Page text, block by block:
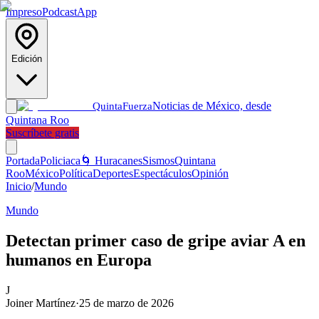
ImpresoPodcastApp
Edición
QuintaFuerzaNoticias de México, desde
Quintana Roo
Suscríbete gratis
PortadaPoliciaca 🌀 HuracanesSismosQuintana
RooMéxicoPolíticaDeportesEspectáculosOpinión
Inicio/Mundo
Mundo
Detectan primer caso de gripe aviar A en
humanos en Europa
J
Joiner Martínez·25 de marzo de 2026